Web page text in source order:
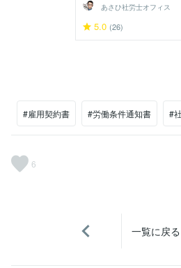
あさひ社労士オフィス
5.0 (26)
#雇用契約書 #労働条件通知書 #
6
一覧に戻る